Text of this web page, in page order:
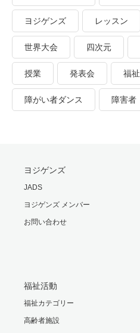
ヨジゲンズ レッスン
世界大会 四次元
授業 発表会 福祉
障がい者ダンス 障害者
ヨジゲンズ
JADS
ヨジゲンズ メンバー
お問い合わせ
福祉活動
福祉カテゴリー
高齢者施設